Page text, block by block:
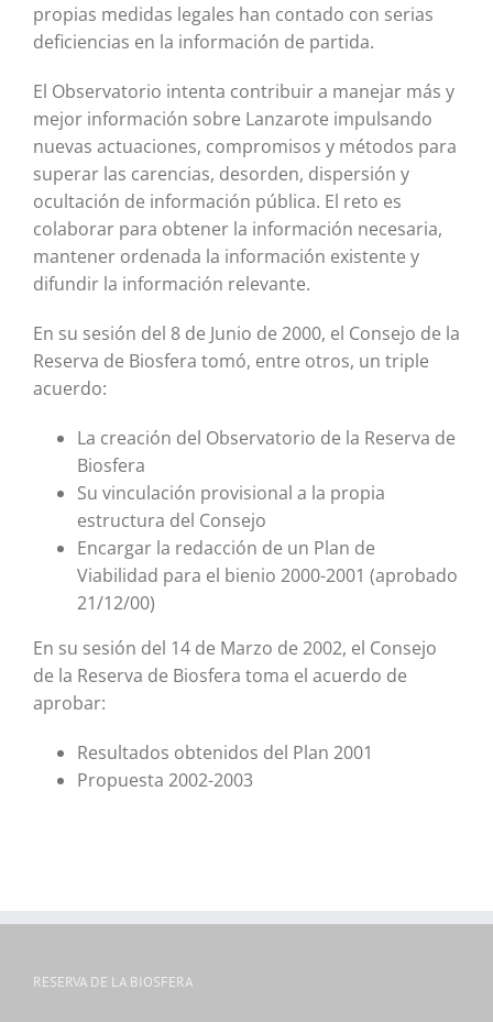
propias medidas legales han contado con serias
deficiencias en la información de partida.
El Observatorio intenta contribuir a manejar más y
mejor información sobre Lanzarote impulsando
nuevas actuaciones, compromisos y métodos para
superar las carencias, desorden, dispersión y
ocultación de información pública. El reto es
colaborar para obtener la información necesaria,
mantener ordenada la información existente y
difundir la información relevante.
En su sesión del 8 de Junio de 2000, el Consejo de la
Reserva de Biosfera tomó, entre otros, un triple
acuerdo:
La creación del Observatorio de la Reserva de
Biosfera
Su vinculación provisional a la propia
estructura del Consejo
Encargar la redacción de un Plan de
Viabilidad para el bienio 2000-2001 (aprobado
21/12/00)
En su sesión del 14 de Marzo de 2002, el Consejo
de la Reserva de Biosfera toma el acuerdo de
aprobar:
Resultados obtenidos del Plan 2001
Propuesta 2002-2003
RESERVA DE LA BIOSFERA